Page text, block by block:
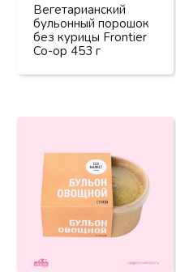
Вегетарианский
бульонный порошок
без курицы Frontier
Co-op 453 г